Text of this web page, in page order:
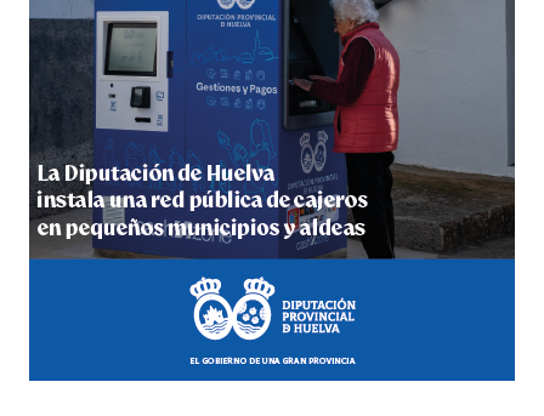
5º DÍA DE LAS FIESTAS COLOMBINAS 2026
hace 5 días·Huelvatv